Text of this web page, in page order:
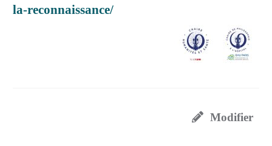
la-reconnaissance/
Modifier